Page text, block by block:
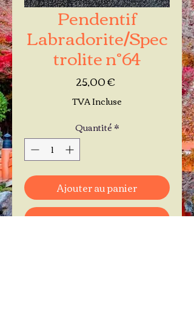
Pendentif
Labradorite/Spec
trolite n°64
25,00 €Prix
TVA Incluse
Quantité*
Ajouter au panier
Commander et payer